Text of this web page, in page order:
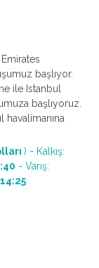
başlıyor.
ile Istanbul
başlıyoruz.
havalimanına
) - Kalkış:
- Varış:
14:25